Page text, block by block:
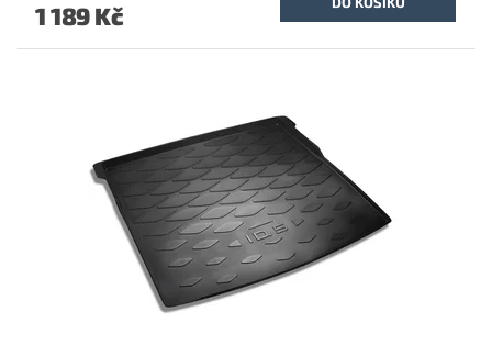
1 189 Kč